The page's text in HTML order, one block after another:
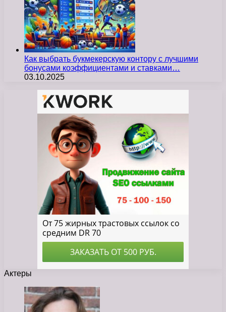
Как выбрать букмекерскую контору с лучшими
бонусами коэффициентами и ставками…
03.10.2025
Актеры